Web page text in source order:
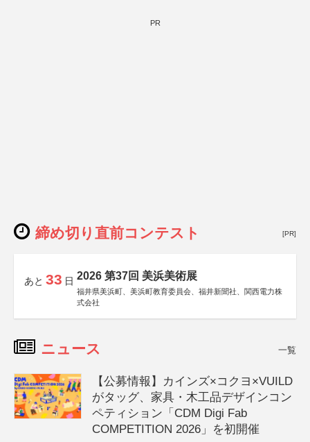
PR
締め切り直前コンテスト [PR]
あと 33 日 2026 第37回 美浜美術展
福井県美浜町、美浜町教育委員会、福井新聞社、関西電力株
式会社
ニュース 一覧
【公募情報】カインズ×コクヨ×VUILD
がタッグ、家具・木工品デザインコン
ペティション「CDM Digi Fab
COMPETITION 2026」を初開催